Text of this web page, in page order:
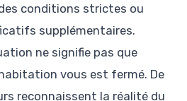
conditions strictes ou
supplémentaires.
ne signifie pas que
vous est fermé. De
reconnaissent la réalité du